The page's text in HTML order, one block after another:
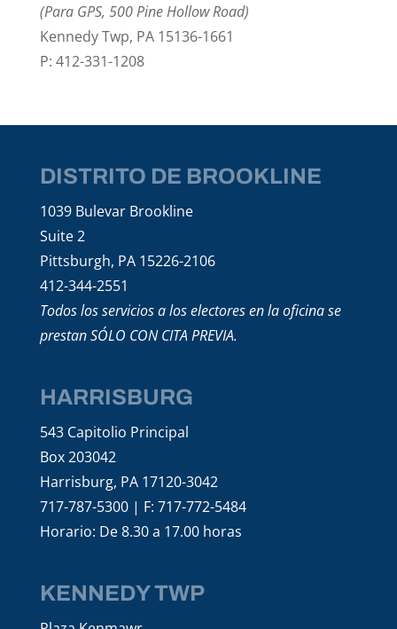
(Para GPS, 500 Pine Hollow Road)
Kennedy Twp, PA 15136-1661
P: 412-331-1208
DISTRITO DE BROOKLINE
1039 Bulevar Brookline
Suite 2
Pittsburgh, PA 15226-2106
412-344-2551
Todos los servicios a los electores en la oficina se
prestan SÓLO CON CITA PREVIA.
HARRISBURG
543 Capitolio Principal
Box 203042
Harrisburg, PA 17120-3042
717-787-5300 | F: 717-772-5484
Horario: De 8.30 a 17.00 horas
KENNEDY TWP